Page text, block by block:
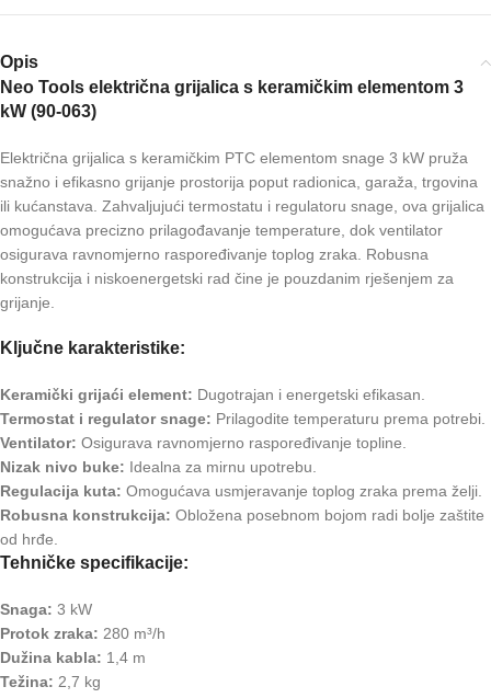
Opis
Neo Tools električna grijalica s keramičkim elementom 3
kW (90-063)
Električna grijalica s keramičkim PTC elementom snage 3 kW pruža
snažno i efikasno grijanje prostorija poput radionica, garaža, trgovina
ili kućanstava. Zahvaljujući termostatu i regulatoru snage, ova grijalica
omogućava precizno prilagođavanje temperature, dok ventilator
osigurava ravnomjerno raspoređivanje toplog zraka. Robusna
konstrukcija i niskoenergetski rad čine je pouzdanim rješenjem za
grijanje.
Ključne karakteristike:
Keramički grijaći element: Dugotrajan i energetski efikasan.
Termostat i regulator snage: Prilagodite temperaturu prema potrebi.
Ventilator: Osigurava ravnomjerno raspoređivanje topline.
Nizak nivo buke: Idealna za mirnu upotrebu.
Regulacija kuta: Omogućava usmjeravanje toplog zraka prema želji.
Robusna konstrukcija: Obložena posebnom bojom radi bolje zaštite
od hrđe.
Tehničke specifikacije:
Snaga: 3 kW
Protok zraka: 280 m³/h
Dužina kabla: 1,4 m
Težina: 2,7 kg